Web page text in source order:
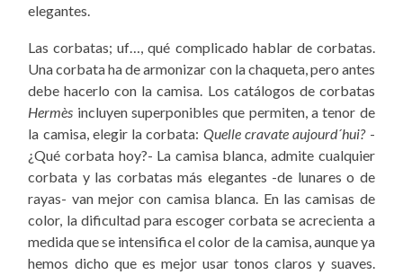
elegantes.
Las corbatas; uf…, qué complicado hablar de corbatas.
Una corbata ha de armonizar con la chaqueta, pero antes
debe hacerlo con la camisa. Los catálogos de corbatas
Hermès incluyen superponibles que permiten, a tenor de
la camisa, elegir la corbata: Quelle cravate aujourd´hui?-
¿Qué corbata hoy?- La camisa blanca, admite cualquier
corbata y las corbatas más elegantes -de lunares o de
rayas- van mejor con camisa blanca. En las camisas de
color, la dificultad para escoger corbata se acrecienta a
medida que se intensifica el color de la camisa, aunque ya
hemos dicho que es mejor usar tonos claros y suaves.